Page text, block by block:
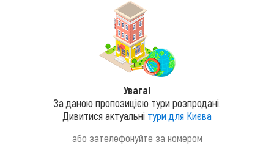
Не відкладайте свою мрію — обирайте свій ідеальний готель
у Болгарії вже зараз, поки діють знижки!
Увага!
За даною пропозицією тури розпродані.
Дивитися актуальні тури для Києва
або зателефонуйте за номером